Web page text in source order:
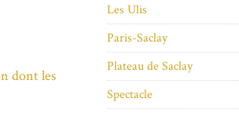
dont les
Les Ulis
Paris-Saclay
Plateau de Saclay
Spectacle